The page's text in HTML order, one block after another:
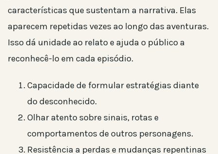
características que sustentam a narrativa. Elas
aparecem repetidas vezes ao longo das aventuras.
Isso dá unidade ao relato e ajuda o público a
reconhecê-lo em cada episódio.
Capacidade de formular estratégias diante
do desconhecido.
Olhar atento sobre sinais, rotas e
comportamentos de outros personagens.
Resistência a perdas e mudanças repentinas